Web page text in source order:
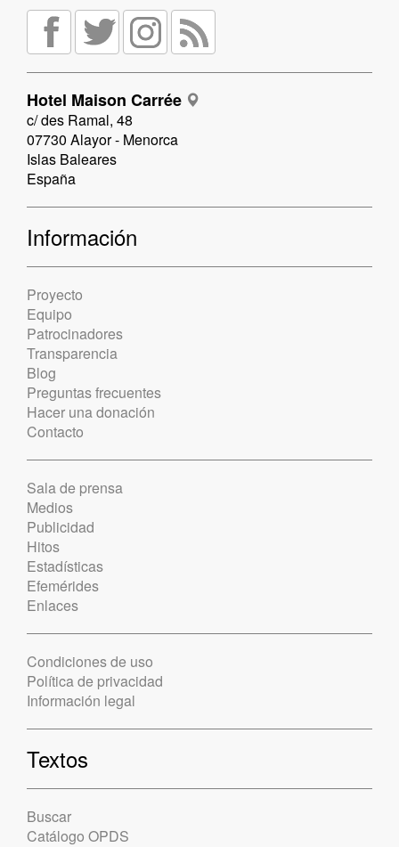
Hotel Maison Carrée
c/ des Ramal, 48
07730 Alayor - Menorca
Islas Baleares
España
Información
Proyecto
Equipo
Patrocinadores
Transparencia
Blog
Preguntas frecuentes
Hacer una donación
Contacto
Sala de prensa
Medios
Publicidad
Hitos
Estadísticas
Efemérides
Enlaces
Condiciones de uso
Política de privacidad
Información legal
Textos
Buscar
Catálogo OPDS